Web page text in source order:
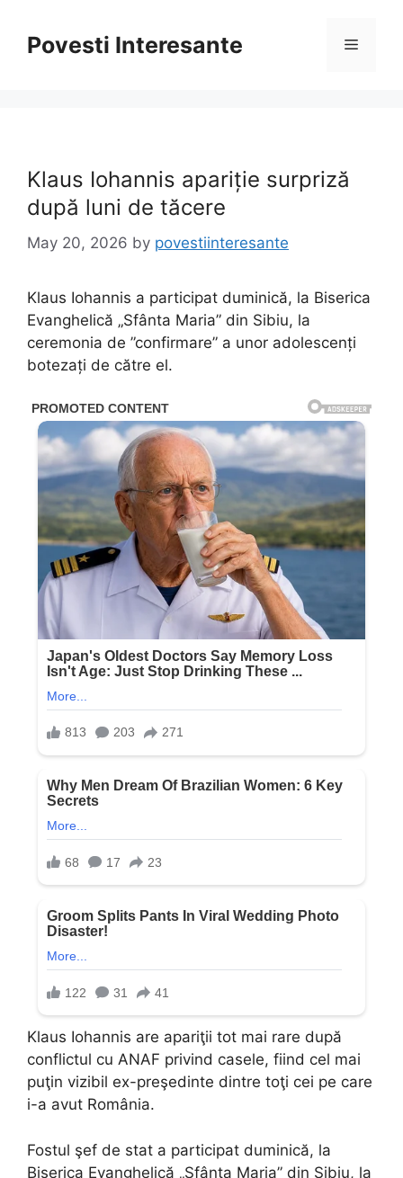
contentPovesti Interesante Menu
Klaus Iohannis apariție surpriză
după luni de tăcere
May 20, 2026 by povestiinteresante
Klaus Iohannis a participat duminică, la Biserica
Evanghelică „Sfânta Maria” din Sibiu, la
ceremonia de ”confirmare” a unor adolescenți
botezați de către el.
Klaus Iohannis are apariţii tot mai rare după
conflictul cu ANAF privind casele, fiind cel mai
puţin vizibil ex-preşedinte dintre toţi cei pe care
i-a avut România.
Fostul şef de stat a participat duminică, la
Biserica Evanghelică „Sfânta Maria” din Sibiu, la